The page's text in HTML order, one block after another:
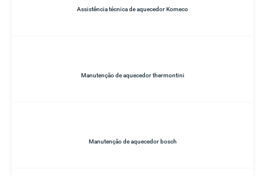
Assistência técnica de aquecedor Komeco
Manutenção de aquecedor thermontini
Manutenção de aquecedor bosch